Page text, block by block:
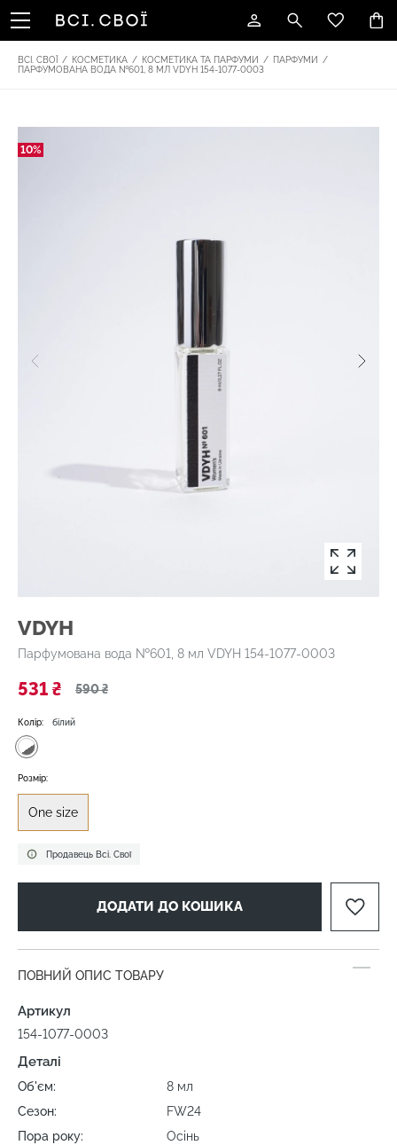
ВСІ. СВОЇ / КОСМЕТИКА / КОСМЕТИКА ТА ПАРФУМИ / ПАРФУМИ
/
ПАРФУМОВАНА ВОДА №601, 8 МЛ VDYH 154-1077-0003
10%
VDYH
Парфумована вода №601, 8 мл VDYH 154-1077-0003
531 ₴ 590 ₴
Продавець Всі. Свої
Колір: білий
Розмір:
One size
ДОДАТИ ДО КОШИКА
ПОВНИЙ ОПИС ТОВАРУ
Артикул
154-1077-0003
Деталі
Об'єм:
8 мл
Сезон:
FW24
Пора року:
Осінь